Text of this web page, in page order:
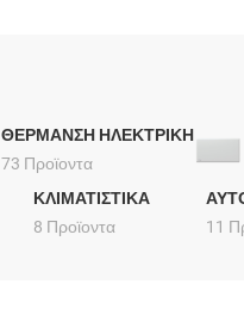
ΘΕΡΜΑΝΣΗ ΗΛΕΚΤΡΙΚΗ
73 Προϊοντα
ΚΛΙΜΑΤΙΣΤΙΚΑ
8 Προϊοντα
11